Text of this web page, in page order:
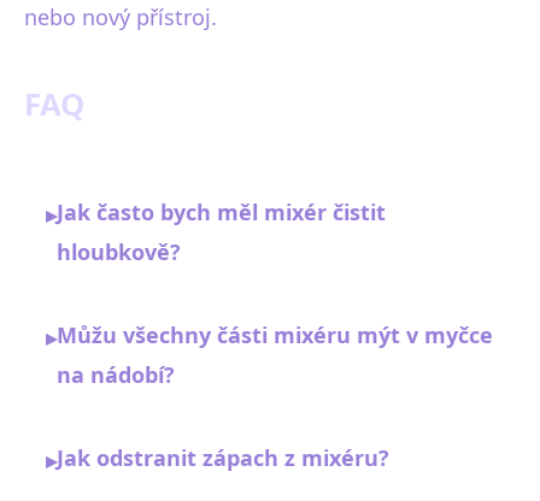
nebo nový přístroj.
FAQ
▸Jak často bych měl mixér čistit
hloubkově?
▸Můžu všechny části mixéru mýt v myčce
na nádobí?
▸Jak odstranit zápach z mixéru?